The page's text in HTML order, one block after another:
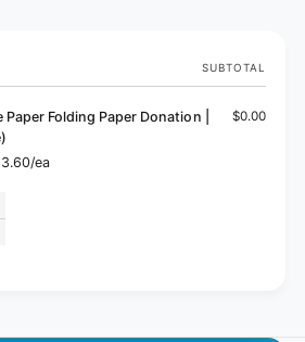
SUBTOTAL
Paper Folding Paper Donation |
ea
$0.00